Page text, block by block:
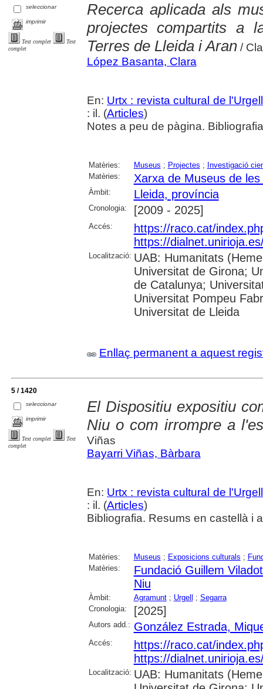
seleccionar
imprimir
Text complet
Text
complet
Recerca aplicada als
projectes compartits a
Terres de Lleida i Aran/
López Basanta, Clara
En: Urtx : revista cultural de l'Urgell
: il. (Articles)
Notes a peu de pàgina.
Matèries: Museus ; Projectes ; Investigació
Matèries:
Xarxa de Museus de
Àmbit: Lleida, província
Cronologia: [2009 - 2025]
Accés:
https://raco.cat/
https://
Localització: UAB: Humanitats
Universitat de Girona;
de Catalunya;
Universitat Pompeu
Universitat de Lleida
Enllaç permanent a aquest
5 / 1420
seleccionar
imprimir
Text complet
Text
complet
El Dispositiu expositiu
Niu o com irrompre a
Viñas
Bayarri Viñas, Bàrbara
En: Urtx : revista cultural de l'Urgell
: il. (Articles)
Bibliografia. Resums en castellà i
Matèries: Museus ; Exposicions culturals ;
Matèries:
Fundació Guillem
Niu
Àmbit: Agramunt; Urgell ; Segarra
Cronologia:
[2025]
Autors add.: González Estrada,
Accés:
https://raco.cat/
https://
Localització: UAB: Humanitats